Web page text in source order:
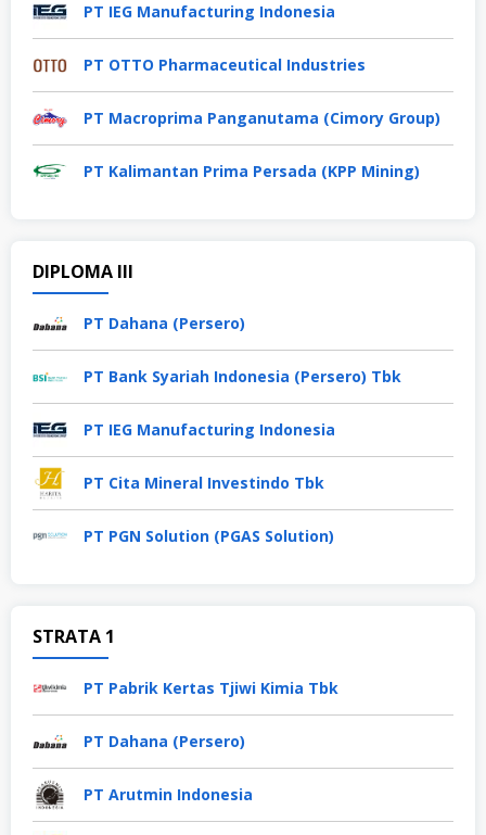
PT IEG Manufacturing Indonesia
PT OTTO Pharmaceutical Industries
PT Macroprima Panganutama (Cimory Group)
PT Kalimantan Prima Persada (KPP Mining)
DIPLOMA III
PT Dahana (Persero)
PT Bank Syariah Indonesia (Persero) Tbk
PT IEG Manufacturing Indonesia
PT Cita Mineral Investindo Tbk
PT PGN Solution (PGAS Solution)
STRATA 1
PT Pabrik Kertas Tjiwi Kimia Tbk
PT Dahana (Persero)
PT Arutmin Indonesia